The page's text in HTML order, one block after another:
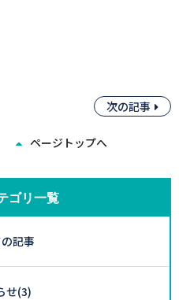
次の記事
ページトップへ
ゴリ一覧
記事
せ(3)